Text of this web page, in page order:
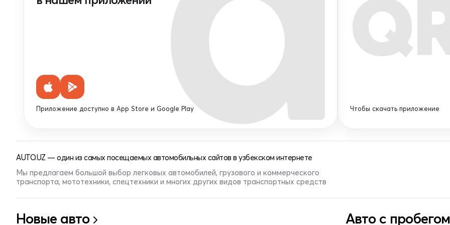
Приложение доступно в App Store и Google Play Чтобы скачать приложение
AUTO.UZ — один из самых посещаемых автомобильных сайтов в узбекском интернете
Мы предлагаем большой выбор легковых автомобилей, грузового и коммерческого
транспорта, мототехники, спецтехники и многих других видов транспортных средств
Новые авто Авто с пробегом